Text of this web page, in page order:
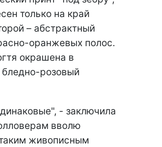
только на край
– абстрактный
оранжевых полос.
окрашена в
розовый
- заключила
вволю
живописным